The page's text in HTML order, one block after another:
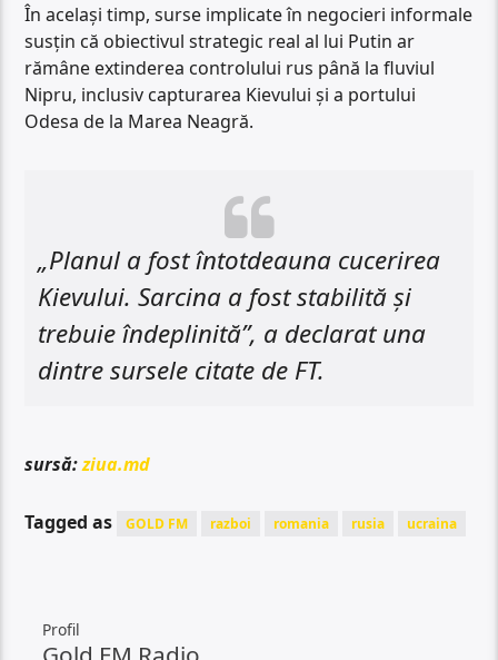
În același timp, surse implicate în negocieri informale
susțin că obiectivul strategic real al lui Putin ar
rămâne extinderea controlului rus până la fluviul
Nipru, inclusiv capturarea Kievului și a portului
Odesa de la Marea Neagră.
„Planul a fost întotdeauna cucerirea
Kievului. Sarcina a fost stabilită și
trebuie îndeplinită”, a declarat una
dintre sursele citate de FT.
sursă:ziua.md
Tagged as GOLD FM razboi romania rusia ucraina
Profil